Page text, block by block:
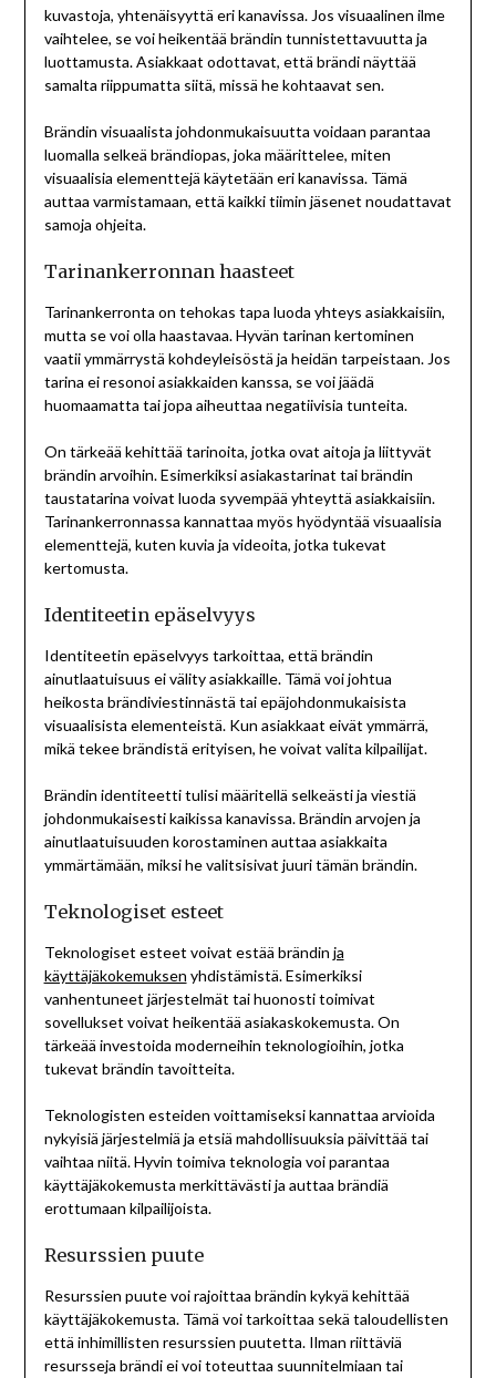
kuvastoja, yhtenäisyyttä eri kanavissa. Jos visuaalinen ilme
vaihtelee, se voi heikentää brändin tunnistettavuutta ja
luottamusta. Asiakkaat odottavat, että brändi näyttää
samalta riippumatta siitä, missä he kohtaavat sen.
Brändin visuaalista johdonmukaisuutta voidaan parantaa
luomalla selkeä brändiopas, joka määrittelee, miten
visuaalisia elementtejä käytetään eri kanavissa. Tämä
auttaa varmistamaan, että kaikki tiimin jäsenet noudattavat
samoja ohjeita.
Tarinankerronnan haasteet
Tarinankerronta on tehokas tapa luoda yhteys asiakkaisiin,
mutta se voi olla haastavaa. Hyvän tarinan kertominen
vaatii ymmärrystä kohdeyleisöstä ja heidän tarpeistaan. Jos
tarina ei resonoi asiakkaiden kanssa, se voi jäädä
huomaamatta tai jopa aiheuttaa negatiivisia tunteita.
On tärkeää kehittää tarinoita, jotka ovat aitoja ja liittyvät
brändin arvoihin. Esimerkiksi asiakastarinat tai brändin
taustatarina voivat luoda syvempää yhteyttä asiakkaisiin.
Tarinankerronnassa kannattaa myös hyödyntää visuaalisia
elementtejä, kuten kuvia ja videoita, jotka tukevat
kertomusta.
Identiteetin epäselvyys
Identiteetin epäselvyys tarkoittaa, että brändin
ainutlaatuisuus ei välity asiakkaille. Tämä voi johtua
heikosta brändiviestinnästä tai epäjohdonmukaisista
visuaalisista elementeistä. Kun asiakkaat eivät ymmärrä,
mikä tekee brändistä erityisen, he voivat valita kilpailijat.
Brändin identiteetti tulisi määritellä selkeästi ja viestiä
johdonmukaisesti kaikissa kanavissa. Brändin arvojen ja
ainutlaatuisuuden korostaminen auttaa asiakkaita
ymmärtämään, miksi he valitsisivat juuri tämän brändin.
Teknologiset esteet
Teknologiset esteet voivat estää brändin ja
käyttäjäkokemuksen yhdistämistä. Esimerkiksi
vanhentuneet järjestelmät tai huonosti toimivat
sovellukset voivat heikentää asiakaskokemusta. On
tärkeää investoida moderneihin teknologioihin, jotka
tukevat brändin tavoitteita.
Teknologisten esteiden voittamiseksi kannattaa arvioida
nykyisiä järjestelmiä ja etsiä mahdollisuuksia päivittää tai
vaihtaa niitä. Hyvin toimiva teknologia voi parantaa
käyttäjäkokemusta merkittävästi ja auttaa brändiä
erottumaan kilpailijoista.
Resurssien puute
Resurssien puute voi rajoittaa brändin kykyä kehittää
käyttäjäkokemusta. Tämä voi tarkoittaa sekä taloudellisten
että inhimillisten resurssien puutetta. Ilman riittäviä
resursseja brändi ei voi toteuttaa suunnitelmiaan tai